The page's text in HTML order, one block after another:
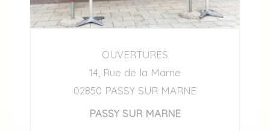
OUVERTURES
14, Rue de la Marne
02850 PASSY SUR MARNE
PASSY SUR MARNE